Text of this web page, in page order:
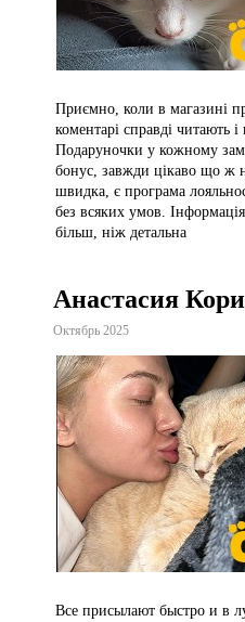
Приємно, коли в магазині
коментарі справді читають
Подаруночки у кожному
бонус, завжди цікаво що ж
швидка, є програма
без всяких умов.
більш, ніж детальна
Анастасия
Октябрь 2025
Все присылают быстро и в